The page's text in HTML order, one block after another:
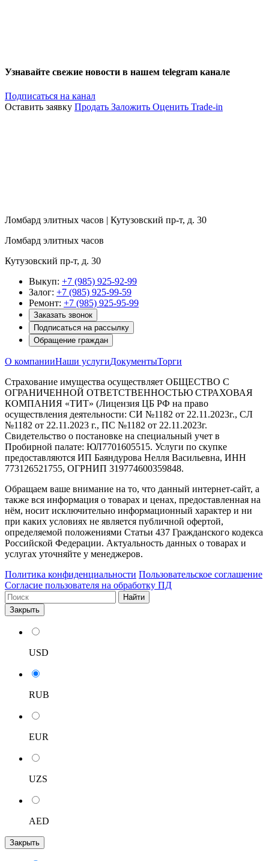
Узнавайте свежие новости в нашем telegram канале
Подписаться на канал
Оставить заявку Продать Заложить Оценить Trade-in
Ломбард элитных часов | Кутузовский пр-т, д. 30
Ломбард элитных часов
Кутузовский пр-т, д. 30
Выкуп: +7 (985) 925-92-99
Залог: +7 (985) 925-99-59
Ремонт: +7 (985) 925-95-99
Заказать звонок
Подписаться на рассылку
Обращение граждан
О компанииНаши услугиДокументыТорги
Страхование имущества осуществляет ОБЩЕСТВО С
ОГРАНИЧЕННОЙ ОТВЕТСТВЕННОСТЬЮ СТРАХОВАЯ
КОМПАНИЯ «ТИТ» (Лицензия ЦБ РФ на право
осуществления деятельности: СИ №1182 от 22.11.2023г., СЛ
№1182 от 22.11.2023 г., ПС №1182 от 22.11.2023г.
Свидетельство о постановке на специальный учет в
Пробирной палате: ЮЛ7701605515. Услуги по скупке
предоставляются ИП Баяндурова Нелля Васильевна, ИНН
773126521755, ОГРНИП 319774600359848.
Обращаем ваше внимание на то, что данный интернет-сайт, а
также вся информация о товарах и ценах, предоставленная на
нём, носит исключительно информационный характер и ни
при каких условиях не является публичной офертой,
определяемой положениями Статьи 437 Гражданского кодекса
Российской Федерации. Актуальность данных о товарах и
услугах уточняйте у менеджеров.
Политика конфиденциальности Пользовательское соглашение
Согласие пользователя на обработку ПД
Найти
Закрыть
USD
RUB
EUR
UZS
AED
Закрыть